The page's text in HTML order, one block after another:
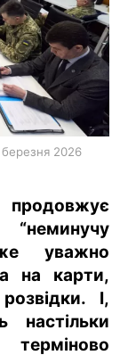
2026
продовжує
уважно
на карти,
І,